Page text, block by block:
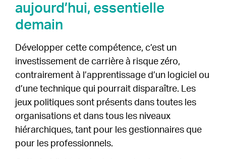
aujourd’hui, essentielle
demain
Développer cette compétence, c’est un
investissement de carrière à risque zéro,
contrairement à l’apprentissage d’un logiciel ou
d’une technique qui pourrait disparaître. Les
jeux politiques sont présents dans toutes les
organisations et dans tous les niveaux
hiérarchiques, tant pour les gestionnaires que
pour les professionnels.